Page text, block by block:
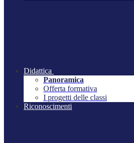
Didattica
Panoramica
Offerta formativa
I progetti delle classi
Riconoscimenti